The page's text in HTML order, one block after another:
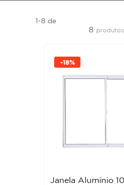
1-8 de
8 produtos
-18%
Janela Alumínio